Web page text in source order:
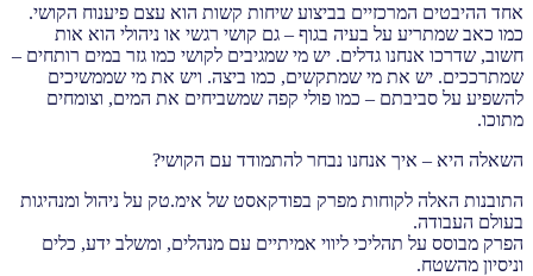
אחד ההיבטים המרכזיים בביצוע שיחות קשות הוא עצם פיענוח הקושי.
כמו כאב שמתריע על בעיה בגוף – גם קושי רגשי או ניהולי הוא אות
חשוב, שדרכו אנחנו גדלים. יש מי שמגיבים לקושי כמו גזר במים רותחים –
שמתרככים. יש את מי שמתקשים, כמו ביצה. ויש את מי שממשיכים
להשפיע על סביבתם – כמו פולי קפה שמשביחים את המים, וצומחים
מתוכו.
השאלה היא – איך אנחנו נבחר להתמודד עם הקושי?
התובנות האלה לקוחות מפרק בפודקאסט של אימ.טק על ניהול ומנהיגות
בעולם העבודה.
הפרק מבוסס על תהליכי ליווי אמיתיים עם מנהלים, ומשלב ידע, כלים
וניסיון מהשטח.